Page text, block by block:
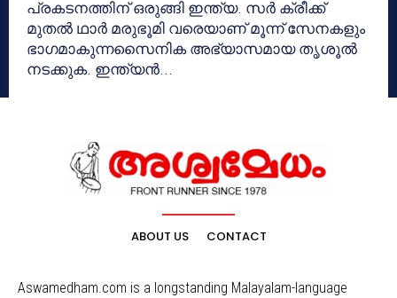
പ്രകടനത്തിന് ഒരുങ്ങി ഇന്ത്യ. സര്‍ ക്രീക്ക്
മുതല്‍ ഥാര്‍ മരുഭൂമി വരെയാണ് മൂന്ന് സേനകളും
ഭാഗമാകുന്നസൈനിക അഭ്യാസമായ തൃശൂല്‍
നടക്കുക. ഇന്ത്യന്‍...
ABOUT US CONTACT
Aswamedham.com is a longstanding Malayalam-language